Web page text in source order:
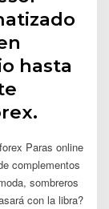
hasta
Paras online
complementos
sombreros
con la libra?